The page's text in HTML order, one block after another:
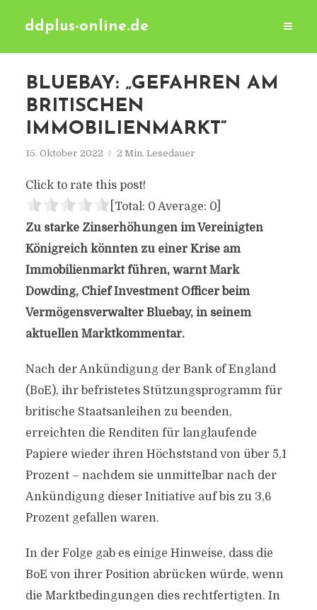
ddplus-online.de
BLUEBAY: „GEFAHREN AM
BRITISCHEN
IMMOBILIENMARKT“
15. Oktober 2022 2 Min. Lesedauer
Click to rate this post!
[Total: 0 Average: 0]
Zu starke Zinserhöhungen im Vereinigten
Königreich könnten zu einer Krise am
Immobilienmarkt führen, warnt Mark
Dowding, Chief Investment Officer beim
Vermögensverwalter Bluebay, in seinem
aktuellen Marktkommentar.
Nach der Ankündigung der Bank of England
(BoE), ihr befristetes Stützungsprogramm für
britische Staatsanleihen zu beenden,
erreichten die Renditen für langlaufende
Papiere wieder ihren Höchststand von über 5,1
Prozent – nachdem sie unmittelbar nach der
Ankündigung dieser Initiative auf bis zu 3,6
Prozent gefallen waren.
In der Folge gab es einige Hinweise, dass die
BoE von ihrer Position abrücken würde, wenn
die Marktbedingungen dies rechtfertigten. In